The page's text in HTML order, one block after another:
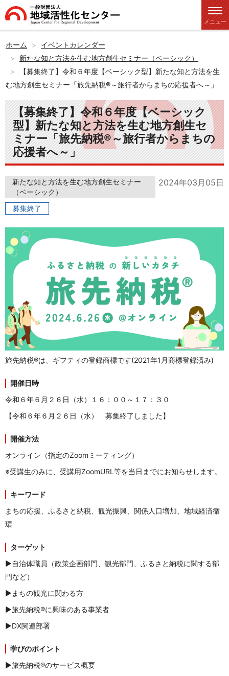
メニュー
ホーム
イベントカレンダー
新たな知と方法を生む地方創生セミナー（ベーシック）
【募集終了】令和６年度【ベーシック型】新たな知と方法を生
む地方創生セミナー「旅先納税®～旅行者からまちの応援者へ～」
【募集終了】令和６年度【ベーシック
型】新たな知と方法を生む地方創生セ
ミナー「旅先納税®～旅行者からまちの
応援者へ～」
新たな知と方法を生む地方創生セミナー
（ベーシック）
募集終了
2024年03月05日
旅先納税®︎は、ギフティの登録商標です(2021年1月商標登録済み)
開催日時
令和６年６月２６日（水）１６：００～１７：３０
【令和６年６月２６日（水） 募集終了しました】
開催方法
オンライン（指定のZoomミーティング）
※受講生のみに、受講用ZoomURL等を当日までにお知らせします。
キーワード
まちの応援、ふるさと納税、観光振興、関係人口増加、地域経済循
環
ターゲット
▶自治体職員（政策企画部門、観光部門、ふるさと納税に関する部
門など）
▶まちの観光に関わる方
▶旅先納税®に興味のある事業者
▶DX関連部署
学びのポイント
▶旅先納税®のサービス概要